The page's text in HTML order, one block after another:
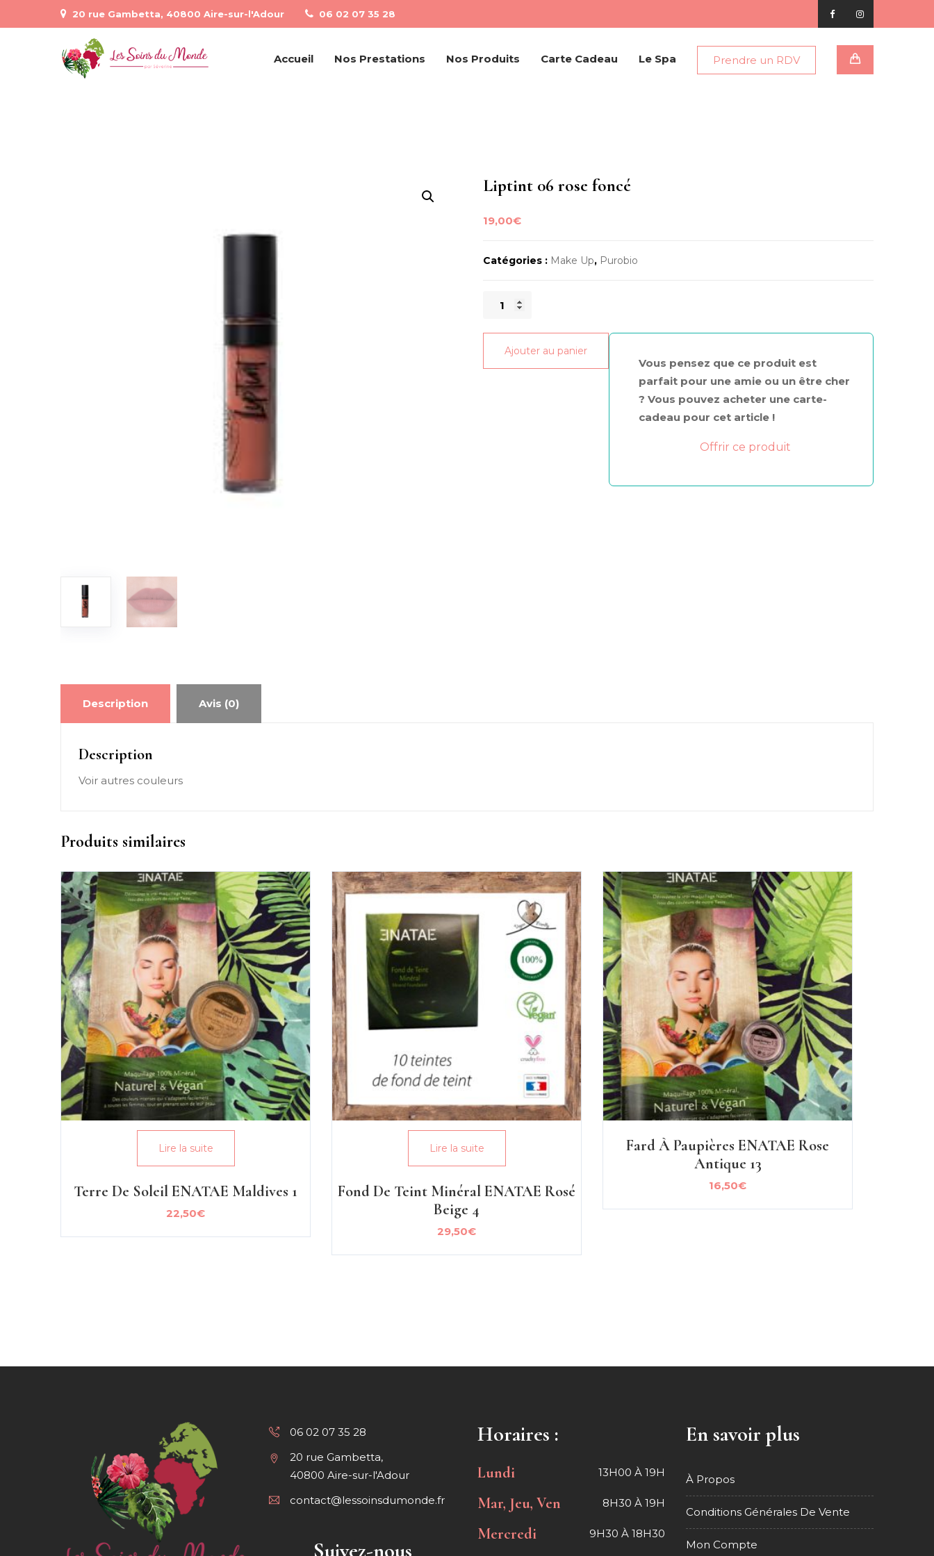
20 rue Gambetta, 40800 Aire-sur-l'Adour 06 02 07 35 28
Accueil Nos Prestations Nos Produits Carte Cadeau Le Spa Prendre un RDV
Liptint 06 rose foncé
19,00€
Catégories : Make Up, Purobio
quantité
Liptint
rose
Ajouter au panier
Vous pensez que ce produit est
parfait pour une amie ou un être cher
? Vous pouvez acheter une carte-
cadeau pour cet article !
Offrir ce produit
Description Avis (0)
Description
Voir autres couleurs
Produits similaires
Lire la suite
Terre De Soleil ENATAE Maldives 1
22,50€
Lire la suite
Fond De Teint Minéral ENATAE Rosé
Beige 4
29,50€
Fard À Paupières ENATAE Rose
Antique 13
16,50€
06 02 07 35 28
20 rue Gambetta,
40800 Aire-sur-l'Adour
contact@lessoinsdumonde.fr
Suivez-nous
Horaires :
Lundi 13H00 À 19H
Mar, Jeu, Ven 8H30 À 19H
Mercredi 9H30 À 18H30
En savoir plus
À Propos
Conditions Générales De Vente
Mon Compte